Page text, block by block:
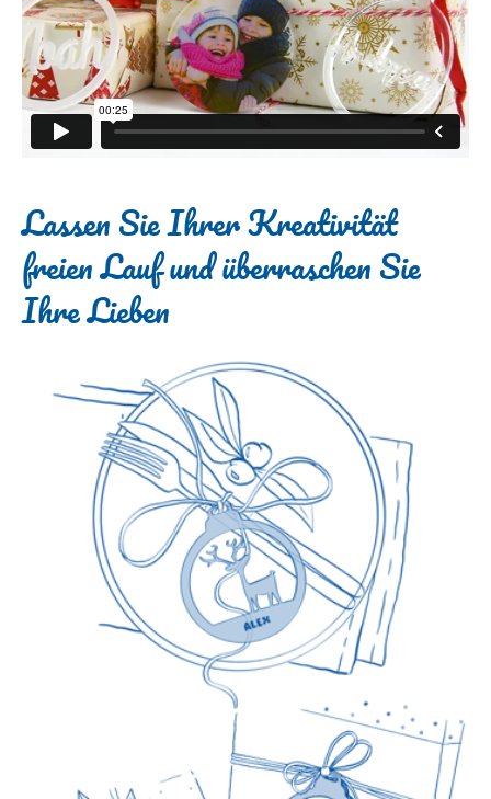
Lassen Sie Ihrer Kreativität
freien Lauf und überraschen Sie
Ihre Lieben